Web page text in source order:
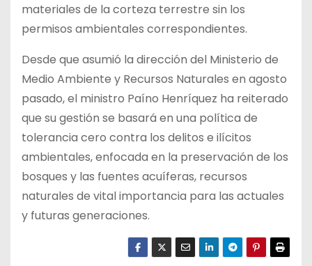
materiales de la corteza terrestre sin los
permisos ambientales correspondientes.
Desde que asumió la dirección del Ministerio de
Medio Ambiente y Recursos Naturales en agosto
pasado, el ministro Paíno Henríquez ha reiterado
que su gestión se basará en una política de
tolerancia cero contra los delitos e ilícitos
ambientales, enfocada en la preservación de los
bosques y las fuentes acuíferas, recursos
naturales de vital importancia para las actuales
y futuras generaciones.